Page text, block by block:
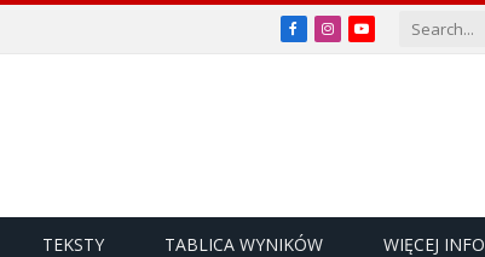
Facebook
InstagramYouTube
TEKSTY TABLICA WYNIKÓW WIĘCEJ INFO